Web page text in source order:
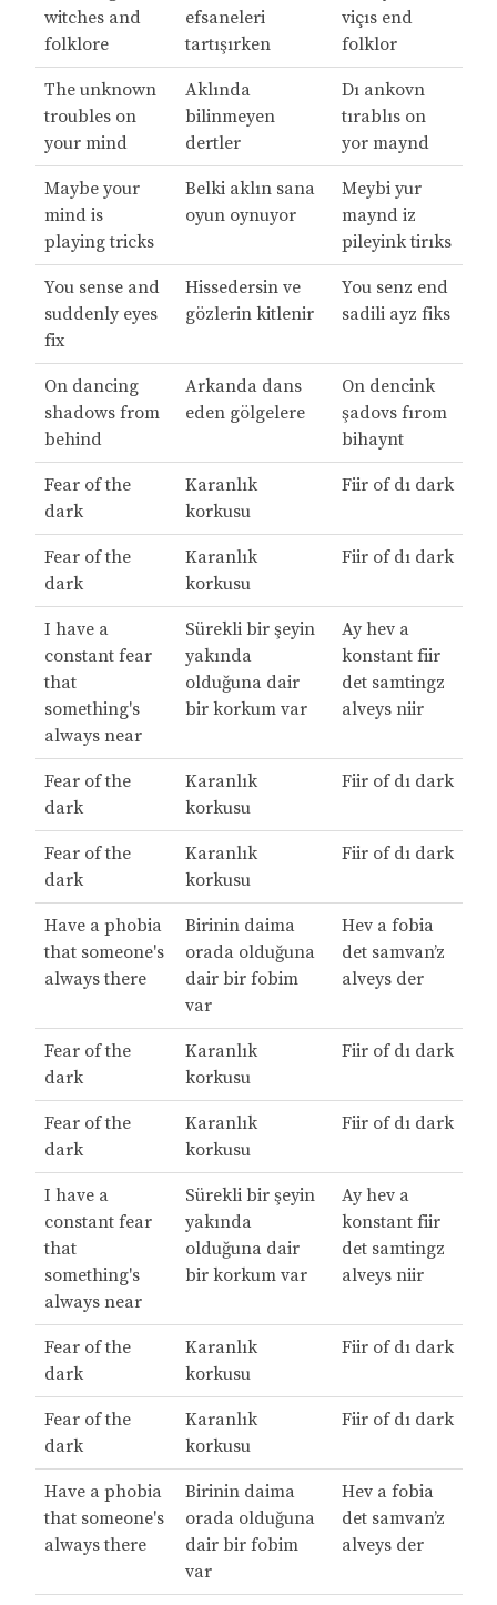
witches and
folklore
efsaneleri
tartışırken
viçıs end
folklor
The unknown
troubles on
your mind
Aklında
bilinmeyen
dertler
Dı ankovn
tırablıs on
yor maynd
Maybe your
mind is
playing tricks
Belki aklın sana
oyun oynuyor
Meybi yur
maynd iz
pileyink tirıks
You sense and
suddenly eyes
fix
Hissedersin ve
gözlerin kitlenir
You senz end
sadili ayz fiks
On dancing
shadows from
behind
Arkanda dans
eden gölgelere
On dencink
şadovs fırom
bihaynt
Fear of the
dark
Karanlık
korkusu
Fiir of dı dark
Fear of the
dark
Karanlık
korkusu
Fiir of dı dark
I have a
constant fear
that
something's
always near
Sürekli bir şeyin
yakında
olduğuna dair
bir korkum var
Ay hev a
konstant fiir
det samtingz
alveys niir
Fear of the
dark
Karanlık
korkusu
Fiir of dı dark
Fear of the
dark
Karanlık
korkusu
Fiir of dı dark
Have a phobia
that someone's
always there
Birinin daima
orada olduğuna
dair bir fobim
var
Hev a fobia
det samvan’z
alveys der
Fear of the
dark
Karanlık
korkusu
Fiir of dı dark
Fear of the
dark
Karanlık
korkusu
Fiir of dı dark
I have a
constant fear
that
something's
always near
Sürekli bir şeyin
yakında
olduğuna dair
bir korkum var
Ay hev a
konstant fiir
det samtingz
alveys niir
Fear of the
dark
Karanlık
korkusu
Fiir of dı dark
Fear of the
dark
Karanlık
korkusu
Fiir of dı dark
Have a phobia
that someone's
always there
Birinin daima
orada olduğuna
dair bir fobim
var
Hev a fobia
det samvan’z
alveys der